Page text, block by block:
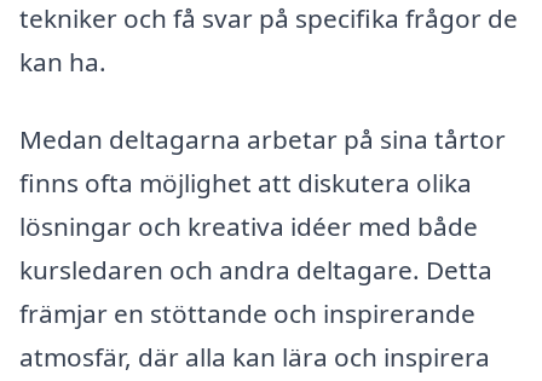
tekniker och få svar på specifika frågor de
kan ha.
Medan deltagarna arbetar på sina tårtor
finns ofta möjlighet att diskutera olika
lösningar och kreativa idéer med både
kursledaren och andra deltagare. Detta
främjar en stöttande och inspirerande
atmosfär, där alla kan lära och inspirera